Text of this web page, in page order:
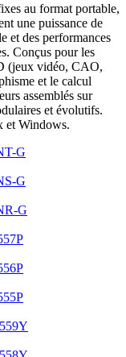
au format portable,
une puissance de
et des performances
Conçus pour les
(jeux vidéo, CAO,
et le calcul
assemblés sur
et évolutifs.
et Windows.
G
G
G